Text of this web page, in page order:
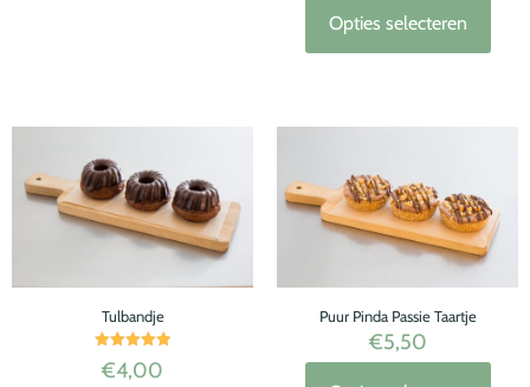
Opties selecteren
Tulbandje
Waardering
5.00
€4,00
Puur Pinda Passie Taartje
€5,50